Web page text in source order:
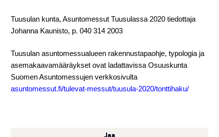
Tuusulan kunta, Asuntomessut Tuusulassa 2020 tiedottaja
Johanna Kaunisto, p. 040 314 2003
Tuusulan asuntomessualueen rakennustapaohje, typologia ja
asemakaavamääräykset ovat ladattavissa Osuuskunta
Suomen Asuntomessujen verkkosivulta
asuntomessut.fi/tulevat-messut/tuusula-2020/tonttihaku/
Jaa